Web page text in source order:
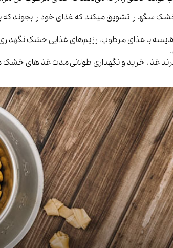
سگها را تشویق میکند که غذای خود را بجوند که
با غذای مرطوب، رژیم‌های غذایی خشک نگهداری
غذا، خرید و نگهداری طولانی مدت غذاهای